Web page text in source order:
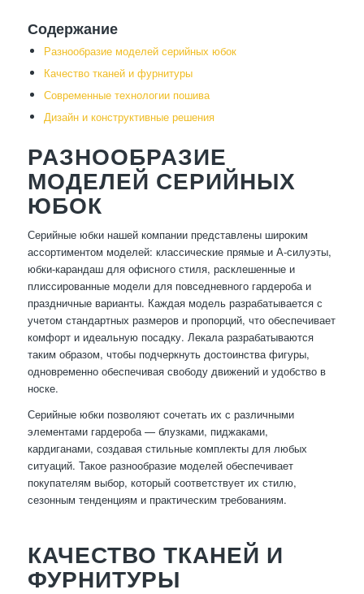
Содержание
Разнообразие моделей серийных юбок
Качество тканей и фурнитуры
Современные технологии пошива
Дизайн и конструктивные решения
РАЗНООБРАЗИЕ
МОДЕЛЕЙ СЕРИЙНЫХ
ЮБОК
Серийные юбки нашей компании представлены широким
ассортиментом моделей: классические прямые и А-силуэты,
юбки-карандаш для офисного стиля, расклешенные и
плиссированные модели для повседневного гардероба и
праздничные варианты. Каждая модель разрабатывается с
учетом стандартных размеров и пропорций, что обеспечивает
комфорт и идеальную посадку. Лекала разрабатываются
таким образом, чтобы подчеркнуть достоинства фигуры,
одновременно обеспечивая свободу движений и удобство в
носке.
Серийные юбки позволяют сочетать их с различными
элементами гардероба — блузками, пиджаками,
кардиганами, создавая стильные комплекты для любых
ситуаций. Такое разнообразие моделей обеспечивает
покупателям выбор, который соответствует их стилю,
сезонным тенденциям и практическим требованиям.
КАЧЕСТВО ТКАНЕЙ И
ФУРНИТУРЫ